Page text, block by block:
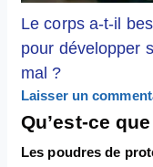
Le corps a-t-il
pour développer
mal ?
Laisser un
Qu’est-ce
Les poudres de